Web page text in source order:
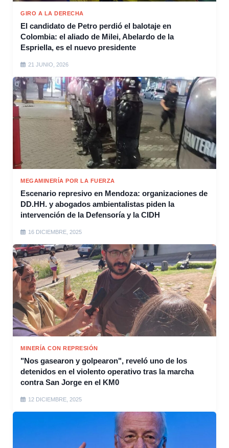
GIRO A LA DERECHA
El candidato de Petro perdió el balotaje en
Colombia: el aliado de Milei, Abelardo de la
Espriella, es el nuevo presidente
21 JUNIO, 2026
MEGAMINERÍA POR LA FUERZA
Escenario represivo en Mendoza: organizaciones de
DD.HH. y abogados ambientalistas piden la
intervención de la Defensoría y la CIDH
16 DICIEMBRE, 2025
MINERÍA CON REPRESIÓN
"Nos gasearon y golpearon", reveló uno de los
detenidos en el violento operativo tras la marcha
contra San Jorge en el KM0
12 DICIEMBRE, 2025